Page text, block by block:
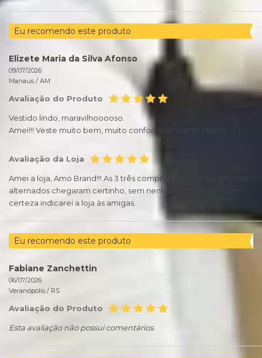
Eu recomendo este produto
Elizete Maria da Silva Afonso
09/07/2026
Manaus / AM
Avaliação do Produto
Vestido lindo, maravilhooooso.
Amei!!! Veste muito bem, muito confortável. Super indico!
Avaliação da Loja
Amei a loja, Amo Brand!!! As 3 três compras que realizei em dias
alternados chegaram certinho, sem nenhum problema. Com
certeza indicarei a loja às amigas.
Eu recomendo este produto
Fabiane Zanchettin
06/07/2026
Veranópolis / RS
Avaliação do Produto
Esta avaliação não possui comentários.